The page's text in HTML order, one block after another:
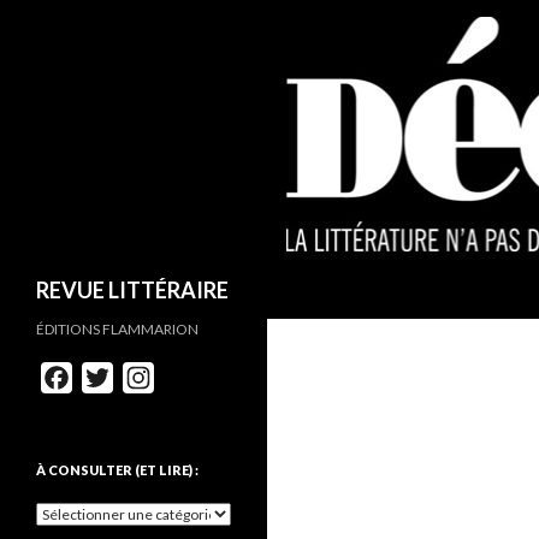
REVUE LITTÉRAIRE
ÉDITIONS FLAMMARION
e
b
o
t
t
e
t
a
g
À CONSULTER (ET LIRE) :